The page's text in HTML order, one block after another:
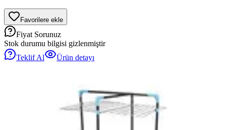
Favorilere ekle
Fiyat Sorunuz
Stok durumu bilgisi gizlenmiştir
Teklif Al
Ürün detayı